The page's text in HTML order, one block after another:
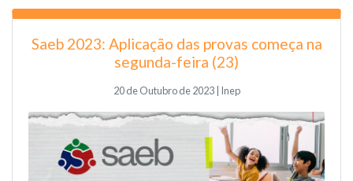
Saeb 2023: Aplicação das provas começa na
segunda-feira (23)
20 de Outubro de 2023 | Inep